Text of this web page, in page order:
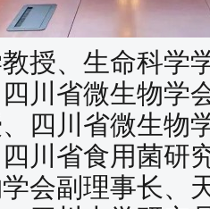
、生命科学
川省微生物学
四川省微生物
川省食用菌研
会副理事长、